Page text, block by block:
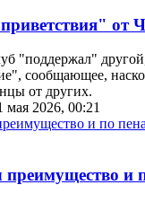
от
"поддержал"
сообщающее,
от других.
мая 2026, 00:21
преимущество и